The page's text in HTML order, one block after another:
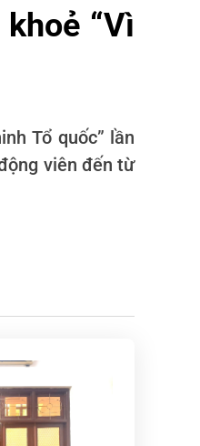
“Vì
Tổ quốc” lần
viên đến từ